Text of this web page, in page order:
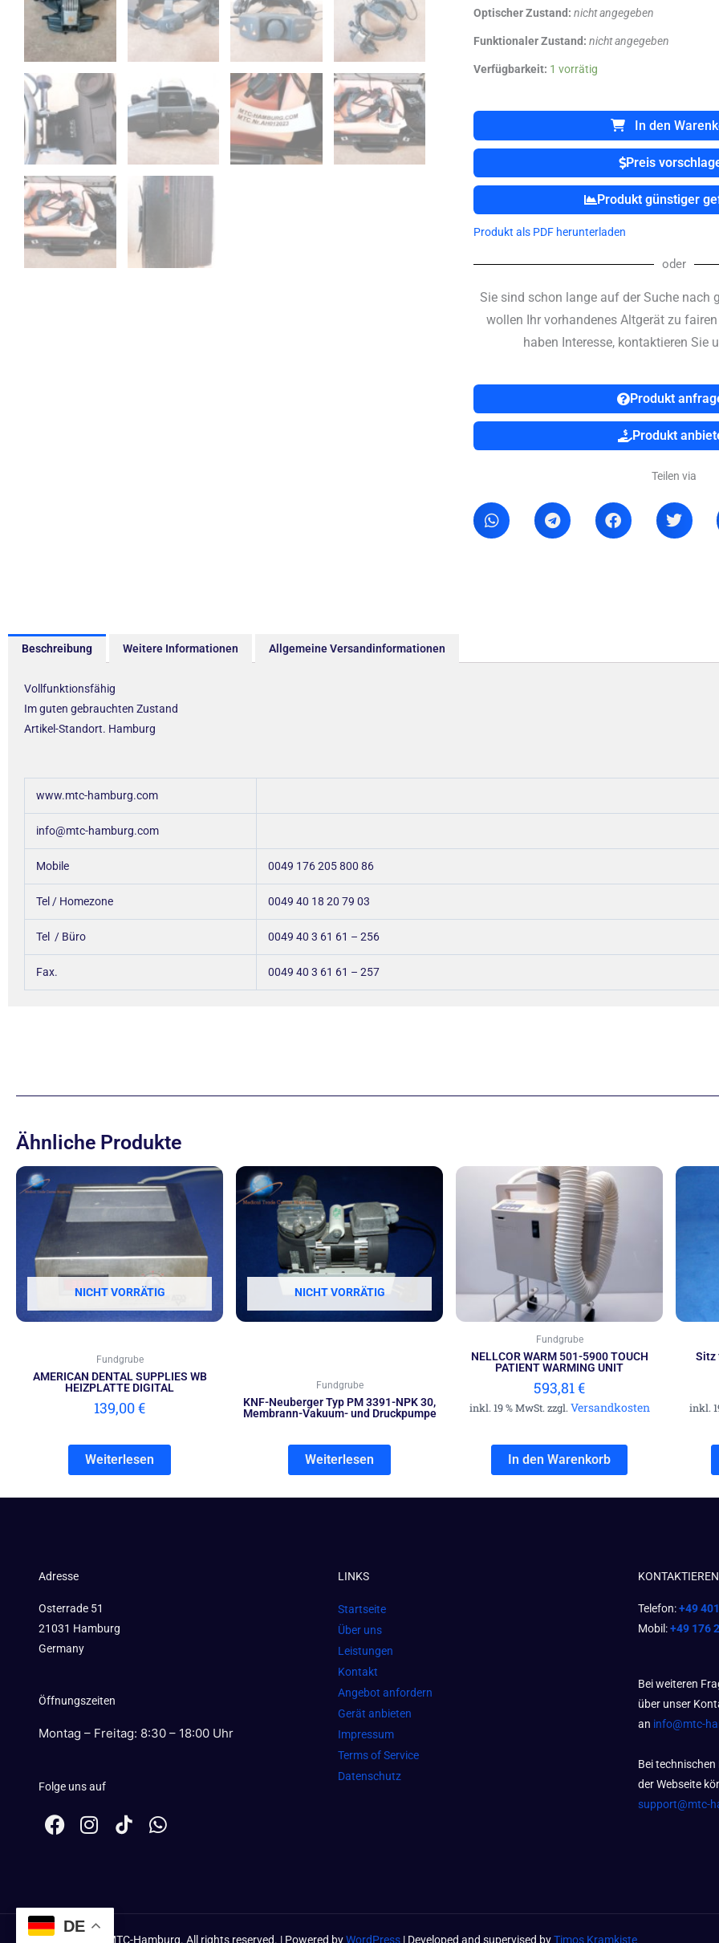
Optischer Zustand: nicht angegeben
Funktionaler Zustand: nicht angegeben
Verfügbarkeit: 1 vorrätig
Heine
HC50
UNPLUGGED
In den
Preis
Produkt günstiger
Produkt als PDF herunterladen
oder
Sie sind schon lange auf der Suche nach
wollen Ihr vorhandenes Altgerät zu
haben Interesse, kontaktieren Sie
Produkt
Produkt
Teilen via
Beschreibung Weitere Informationen Allgemeine Versandinformationen
Vollfunktionsfähig
Im guten gebrauchten Zustand
Artikel-Standort. Hamburg
www.mtc-hamburg.com
info@mtc-hamburg.com
Mobile 0049 176 205 800 86
Tel / Homezone 0049 40 18 20 79 03
Tel / Büro 0049 40 3 61 61 – 256
Fax. 0049 40 3 61 61 – 257
Ähnliche Produkte
NICHT VORRÄTIG
Fundgrube
AMERICAN DENTAL SUPPLIES WB
HEIZPLATTE DIGITAL
139,00€
Weiterlesen
NICHT VORRÄTIG
Fundgrube
KNF-Neuberger Typ PM 3391-NPK 30,
Membrann-Vakuum- und Druckpumpe
Weiterlesen
Fundgrube
NELLCOR WARM 501-5900 TOUCH
PATIENT WARMING UNIT
593,81€
inkl. 19 % MwSt. zzgl. Versandkosten
In den Warenkorb
Sitz
inkl.
Adresse
Osterrade 51
21031 Hamburg
Germany
Öffnungszeiten
Montag – Freitag: 8:30 – 18:00 Uhr
Folge uns auf
F
a
o
I
n
g
W
h
a
LINKS
Startseite
Über uns
Leistungen
Kontakt
Angebot anfordern
Gerät anbieten
Impressum
Terms of Service
Datenschutz
Telefon:+49
Mobil:+49 176
Bei weiteren
über unser
an info@mtc-
Bei
der Webseite
support@mtc-
Copyright © MTC-Hamburg. All rights reserved. | Powered byWordPress | Developed and supervised byTimos Kramkiste
DE